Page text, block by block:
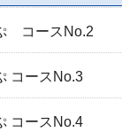
コースNo.2
コースNo.3
コースNo.4